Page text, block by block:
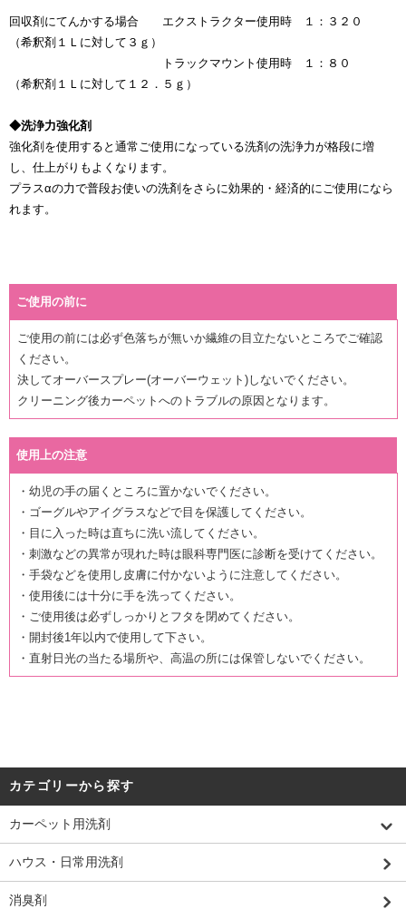
回収剤にてんかする場合 エクストラクター使用時 １：３２０
（希釈剤１Ｌに対して３ｇ）
トラックマウント使用時 １：８０
（希釈剤１Ｌに対して１２．５ｇ）
◆洗浄力強化剤
強化剤を使用すると通常ご使用になっている洗剤の洗浄力が格段に増
し、仕上がりもよくなります。
プラスαの力で普段お使いの洗剤をさらに効果的・経済的にご使用になら
れます。
ご使用の前に
ご使用の前には必ず色落ちが無いか繊維の目立たないところでご確認
ください。
決してオーバースプレー(オーバーウェット)しないでください。
クリーニング後カーペットへのトラブルの原因となります。
使用上の注意
・幼児の手の届くところに置かないでください。
・ゴーグルやアイグラスなどで目を保護してください。
・目に入った時は直ちに洗い流してください。
・刺激などの異常が現れた時は眼科専門医に診断を受けてください。
・手袋などを使用し皮膚に付かないように注意してください。
・使用後には十分に手を洗ってください。
・ご使用後は必ずしっかりとフタを閉めてください。
・開封後1年以内で使用して下さい。
・直射日光の当たる場所や、高温の所には保管しないでください。
カテゴリーから探す
カーペット用洗剤
ハウス・日常用洗剤
消臭剤